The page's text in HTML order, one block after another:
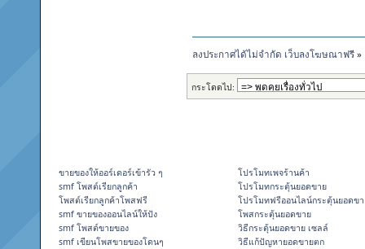
ลงประกาศได้ไม่จำกัด เว็บลงโฆษณาฟรี»
กระโดดไป:
ขายของให้ออร์เดอร์เข้ารัว ๆ
smf โพสต์เรียกลูกค้า
โพสต์เรียกลูกค้าโพสฟรี
smf ขายของออนไลน์ให้ปัง
smf โพสต์ขายของ
smf เขียนโพสขายของโดนๆ
โปรโมทเพจร้านค้า
โปรโมทกระตุ้นยอดขาย
โปรโมทฟรีออนไลน์กระตุ้นยอดข
โพสกระตุ้นยอดขาย
วิธีกระตุ้นยอดขาย เซลล์
วิธีแก้ปัญหายอดขายตก